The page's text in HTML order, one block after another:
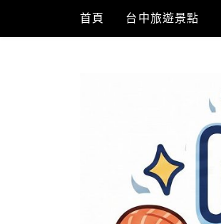
content
首頁 台中旅遊景點